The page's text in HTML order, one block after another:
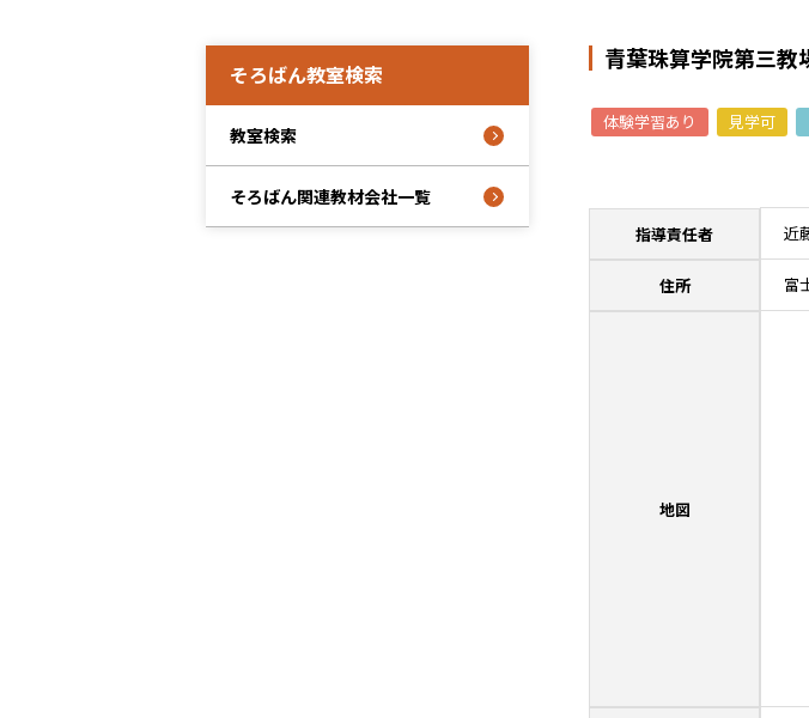
青葉珠算学院第三教
体験学習あり 見学可
指導責任者 近
住所 富
地図
そろばん教室検索
教室検索
そろばん関連教材会社一覧